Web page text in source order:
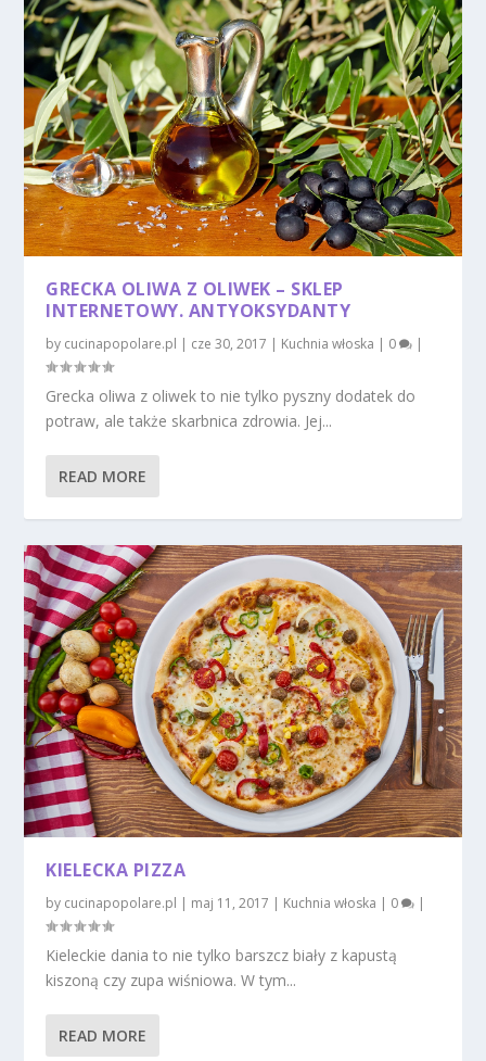
GRECKA OLIWA Z OLIWEK – SKLEP
INTERNETOWY. ANTYOKSYDANTY
by cucinapopolare.pl | cze 30, 2017 | Kuchnia włoska | 0 |
Grecka oliwa z oliwek to nie tylko pyszny dodatek do
potraw, ale także skarbnica zdrowia. Jej...
READ MORE
KIELECKA PIZZA
by cucinapopolare.pl | maj 11, 2017 | Kuchnia włoska | 0 |
Kieleckie dania to nie tylko barszcz biały z kapustą
kiszoną czy zupa wiśniowa. W tym...
READ MORE